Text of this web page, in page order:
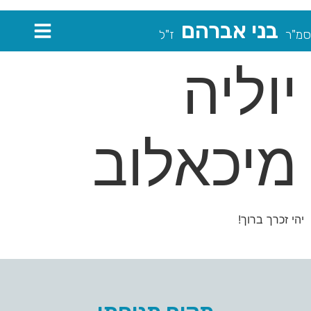
סמ"ר בני אברהם ז"ל
יוליה
מיכאלוב
יהי זכרך ברוך!